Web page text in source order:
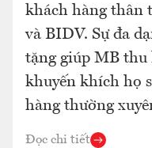
khách hàng thân
và BIDV. Sự đa
tặng giúp MB
khuyến khích họ
hàng thường
Đọc chi tiết